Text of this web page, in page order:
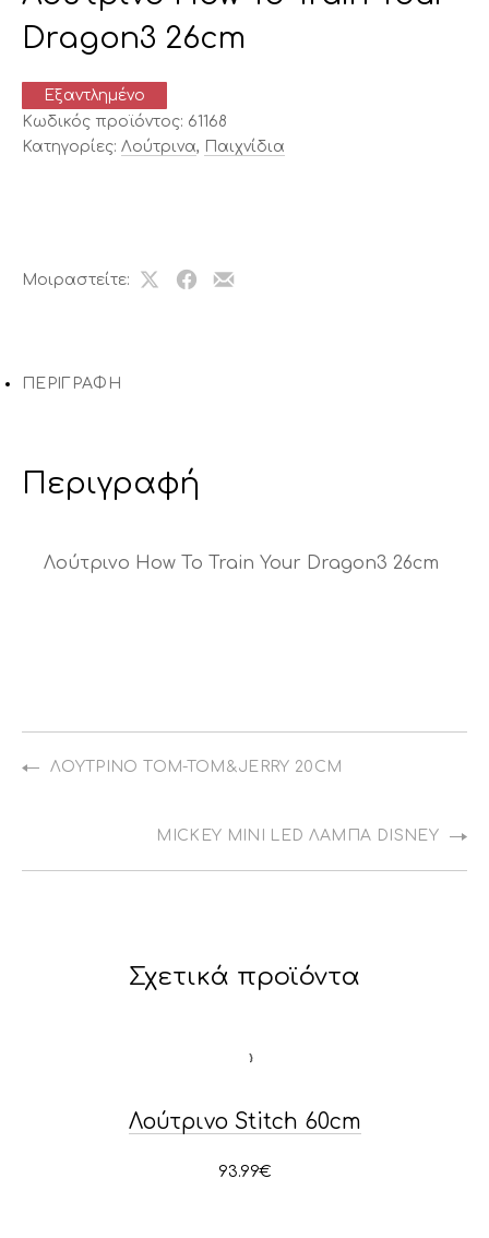
Dragon3 26cm
Εξαντλημένο
Κωδικός προϊόντος: 61168
Κατηγορίες: Λούτρινα, Παιχνίδια
Μοιραστείτε:
ShareΜοιραστείτε
Μοιραστείτε
ΠΕΡΙΓΡΑΦΉ
Περιγραφή
Λούτρινο How To Train Your Dragon3 26cm
ΛΟΎΤΡΙΝΟ TOM-TOM&JERRY 20CM
MICKEY MINI LED ΛΆΜΠΑ DISNEY
Σχετικά προϊόντα
Λούτρινο Stitch 60cm
93.99€